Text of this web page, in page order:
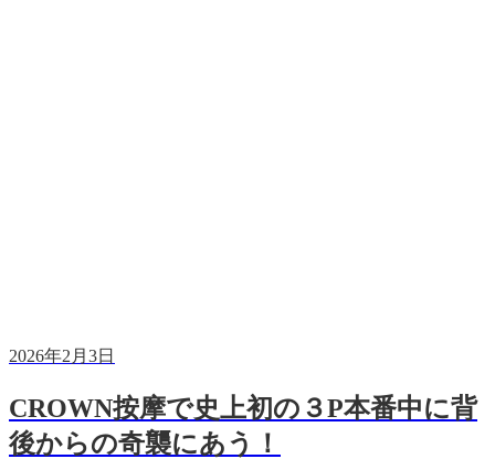
2026年2月3日
CROWN按摩で史上初の３P本番中に背
後からの奇襲にあう！